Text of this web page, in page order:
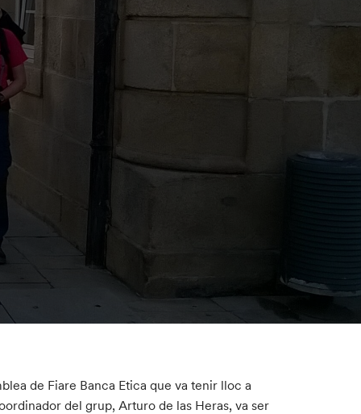
de Fiare Banca Etica que va tenir lloc a
del grup, Arturo de las Heras, va ser